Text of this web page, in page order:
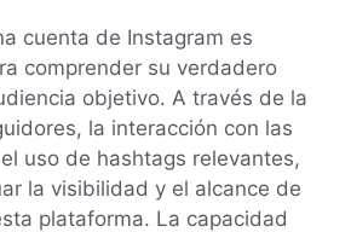
cuenta de Instagram es
comprender su verdadero
objetivo. A través de la
la interacción con las
uso de hashtags relevantes,
la visibilidad y el alcance de
plataforma. La capacidad